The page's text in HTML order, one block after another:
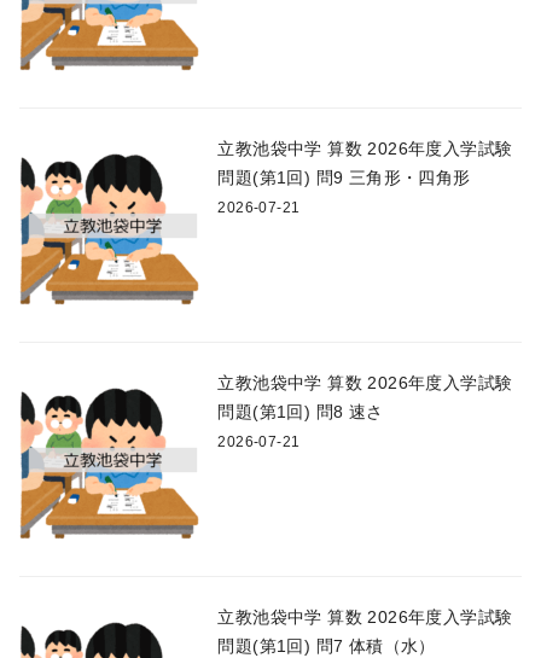
立教池袋中学 算数 2026年度入学試験
問題(第1回) 問9 三角形・四角形
2026-07-21
立教池袋中学 算数 2026年度入学試験
問題(第1回) 問8 速さ
2026-07-21
立教池袋中学 算数 2026年度入学試験
問題(第1回) 問7 体積（水）